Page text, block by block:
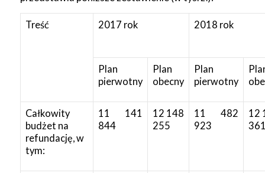
Treść 2017 rok 2018 rok
Plan
pierwotny
Plan
obecny
Plan
pierwotny
Całkowity
budżet na
refundację, w
tym:
11 141
844
12 148
255
11 482
923
12